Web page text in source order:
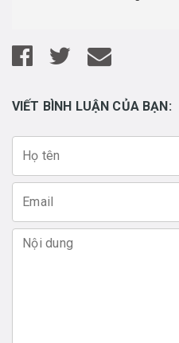
VIẾT BÌNH LUẬN CỦA BẠN: